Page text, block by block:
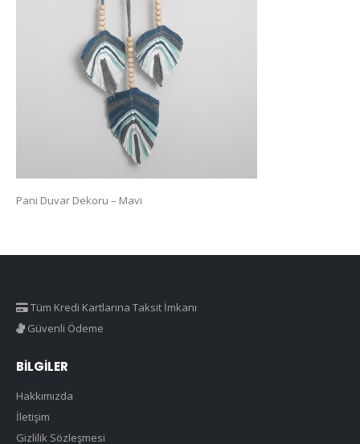
Pani Duvar Dekoru – Mavi
Tüm Kredi Kartlarına Taksit İmkanı
Güvenli Ödeme
BILGILER
Hakkımızda
İletişim
Gizlilik Sözleşmesi